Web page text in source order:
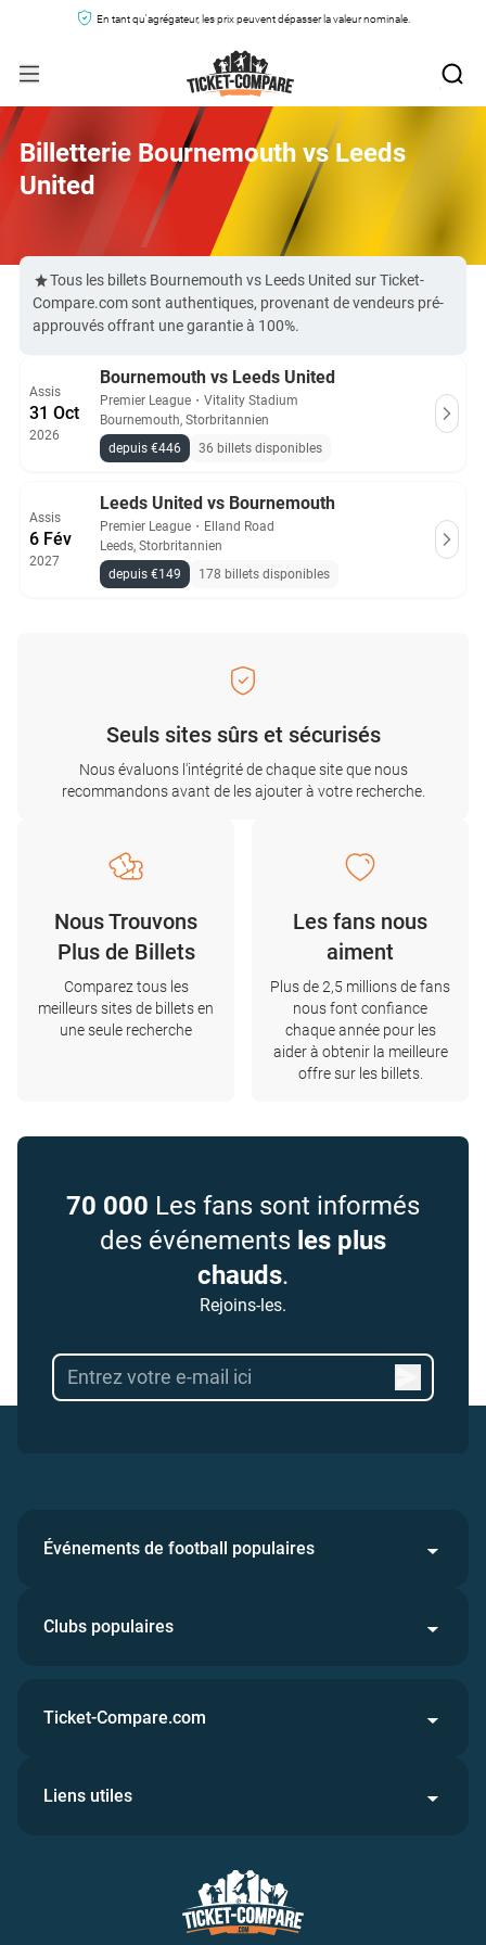
En tant qu'agrégateur, les prix peuvent dépasser la valeur nominale.
Billetterie Bournemouth vs Leeds
United
Tous les billets Bournemouth vs Leeds United sur Ticket-
Compare.com sont authentiques, provenant de vendeurs pré-
approuvés offrant une garantie à 100%.
Assis
31 Oct
2026
Bournemouth vs Leeds United
Premier League ・ Vitality Stadium
Bournemouth, Storbritannien
depuis €446
36 billets disponibles
Assis
6 Fév
2027
Leeds United vs Bournemouth
Premier League ・ Elland Road
Leeds, Storbritannien
depuis €149
178 billets disponibles
Seuls sites sûrs et sécurisés
Nous évaluons l'intégrité de chaque site que nous
recommandons avant de les ajouter à votre recherche.
Nous Trouvons
Plus de Billets
Comparez tous les
meilleurs sites de billets en
une seule recherche
Les fans nous
aiment
Plus de 2,5 millions de fans
nous font confiance
chaque année pour les
aider à obtenir la meilleure
offre sur les billets.
70 000 Les fans sont informés
des événements les plus
chauds.
Rejoins-les.
Événements de football populaires
Clubs populaires
Ticket-Compare.com
Liens utiles